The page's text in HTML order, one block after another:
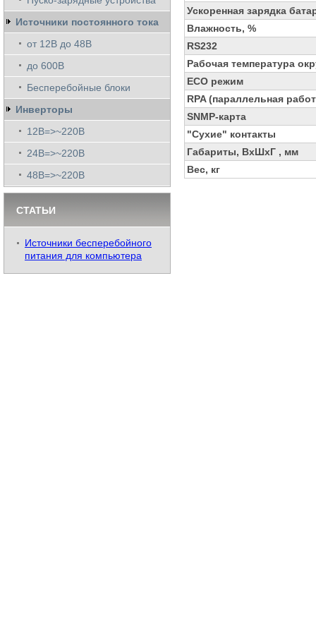
Ускоренная зарядка
Влажность, %
RS232
Рабочая температура
ECO режим
RPA (параллельная
SNMP-карта
"Сухие" контакты
Габариты, ВхШхГ , мм
Вес, кг
Источники постоянного тока
от 12В до 48В
до 600В
Бесперебойные блоки
Инверторы
12В=>~220В
24В=>~220В
48В=>~220В
СТАТЬИ
Источники бесперебойного
питания для компьютера